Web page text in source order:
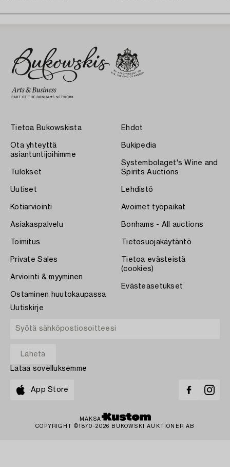
Tietoa Bukowskista
Ota yhteyttä
asiantuntijoihimme
Tulokset
Uutiset
Kotiarviointi
Asiakaspalvelu
Toimitus
Private Sales
Arviointi & myyminen
Ostaminen huutokaupassa
Ehdot
Bukipedia
Systembolaget's Wine and
Spirits Auctions
Lehdistö
Avoimet työpaikat
Bonhams - All auctions
Tietosuojakäytäntö
Tietoa evästeistä
(cookies)
Evästeasetukset
Uutiskirje
Lataa sovelluksemme
App Store
MAKSA
COPYRIGHT ©1870-2026 BUKOWSKI AUKTIONER AB